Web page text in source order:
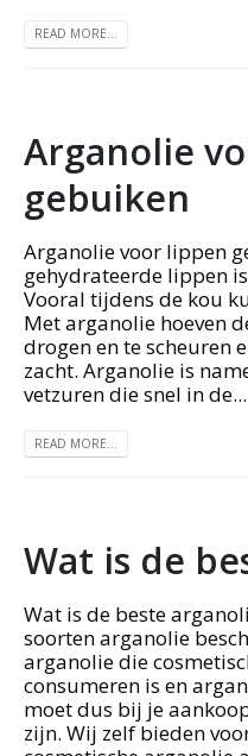
READ MORE...
Arganolie
gebuiken
Arganolie voor lippen
gehydrateerde lippen
Vooral tijdens de kou
Met arganolie hoeven
drogen en te scheuren
zacht. Arganolie is
vetzuren die snel in de...
READ MORE...
Wat is de
Wat is de beste
soorten arganolie
arganolie die
consumeren is en
moet dus bij je
zijn. Wij zelf bieden